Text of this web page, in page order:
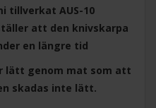
tillverkat AUS-10
att den knivskarpa
en längre tid
lätt genom mat som att
skadas inte lätt.